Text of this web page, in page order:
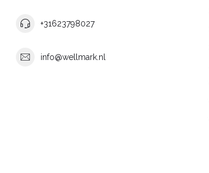
+31623798027
info@wellmark.nl